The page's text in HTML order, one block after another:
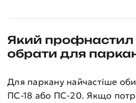
Який
обрати для
Для паркану найчастіше
ПС-18 або ПС-20. Якщо